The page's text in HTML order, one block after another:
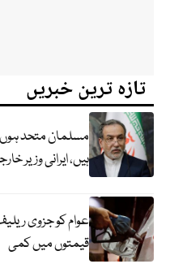
تازہ ترین خبریں
مسلمان متحد ہوں
ہیں، ایرانی وزیر
عوام کو جزوی
قیمتوں میں کمی